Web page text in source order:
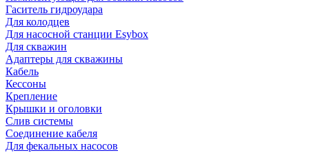
Гаситель гидроудара
Для колодцев
Для насосной станции Esybox
Для скважин
Адаптеры для скважины
Кабель
Кессоны
Крепление
Крышки и оголовки
Слив системы
Соединение кабеля
Для фекальных насосов